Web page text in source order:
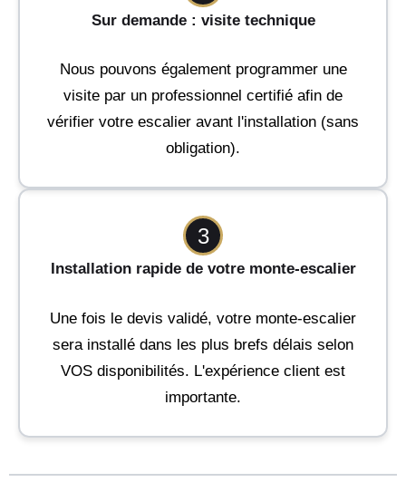
Sur demande : visite technique
Nous pouvons également programmer une
visite par un professionnel certifié afin de
vérifier votre escalier avant l'installation (sans
obligation).
3
Installation rapide de votre monte-escalier
Une fois le devis validé, votre monte-escalier
sera installé dans les plus brefs délais selon
VOS disponibilités. L'expérience client est
importante.